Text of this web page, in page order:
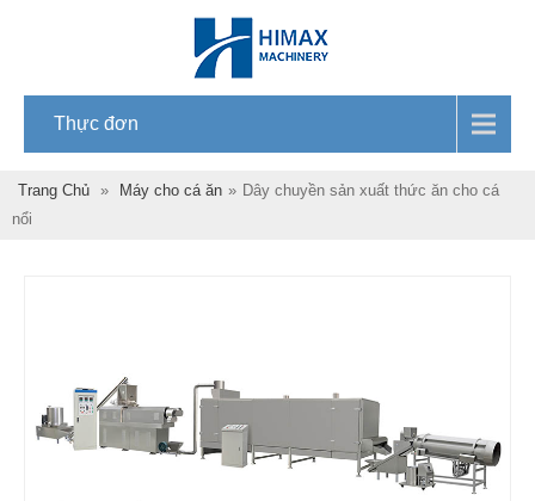
Thực đơn
Trang Chủ » Máy cho cá ăn » Dây chuyền sản xuất thức ăn cho cá
nổi